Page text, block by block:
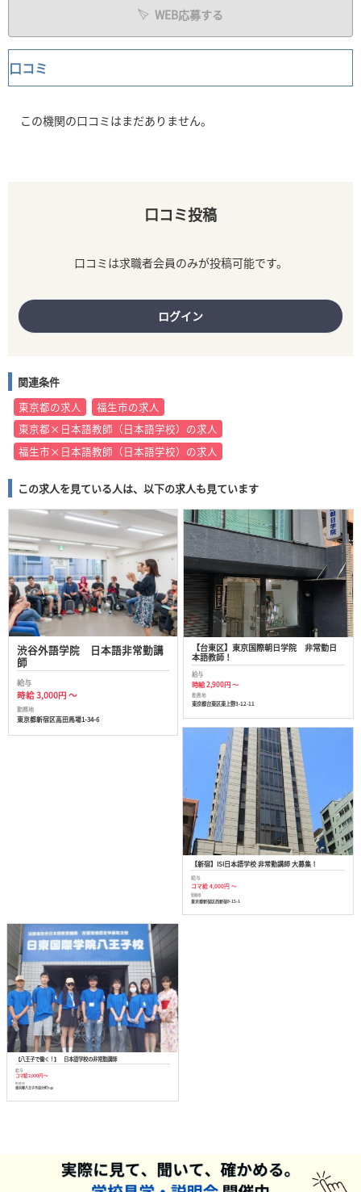
WEB応募する
口コミ
この機関の口コミはまだありません。
口コミ投稿
口コミは求職者会員のみが投稿可能です。
ログイン
関連条件
東京都の求人
福生市の求人
東京都×日本語教師（日本語学校）の求人
福生市×日本語教師（日本語学校）の求人
この求人を見ている人は、以下の求人も見ています
渋谷外語学院 日本語非常勤講
師
給与
時給 3,000円 ～
勤務地
東京都新宿区高田馬場1-34-6
【台東区】東京国際朝日学院 非常勤日
本語教師！
給与
時給 2,900円 ～
勤務地
東京都台東区東上野3-12-11
【新宿】ISI日本語学校 非常勤講師 大募集！
給与
コマ給 4,000円 ～
勤務地
東京都新宿区西新宿8-15-1
【八王子で働く！】 日本語学校の非常勤講師
給与
コマ給 2,000円 ～
勤務地
東京都八王子市追分町7-10